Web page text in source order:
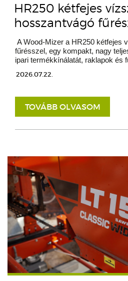
HR250 kétfejes
hosszantvágó
A Wood-Mizer a HR250 kétfejes
fűrésszel, egy kompakt, nagy
ipari termékkínálatát, raklapok és
2026.07.22.
TOVÁBB OLVASOM